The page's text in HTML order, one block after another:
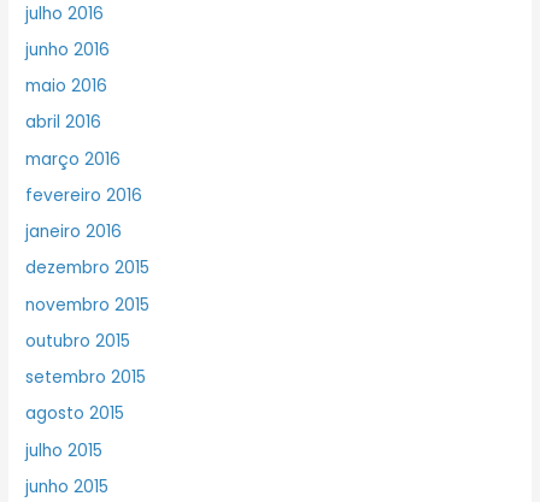
julho 2016
junho 2016
maio 2016
abril 2016
março 2016
fevereiro 2016
janeiro 2016
dezembro 2015
novembro 2015
outubro 2015
setembro 2015
agosto 2015
julho 2015
junho 2015